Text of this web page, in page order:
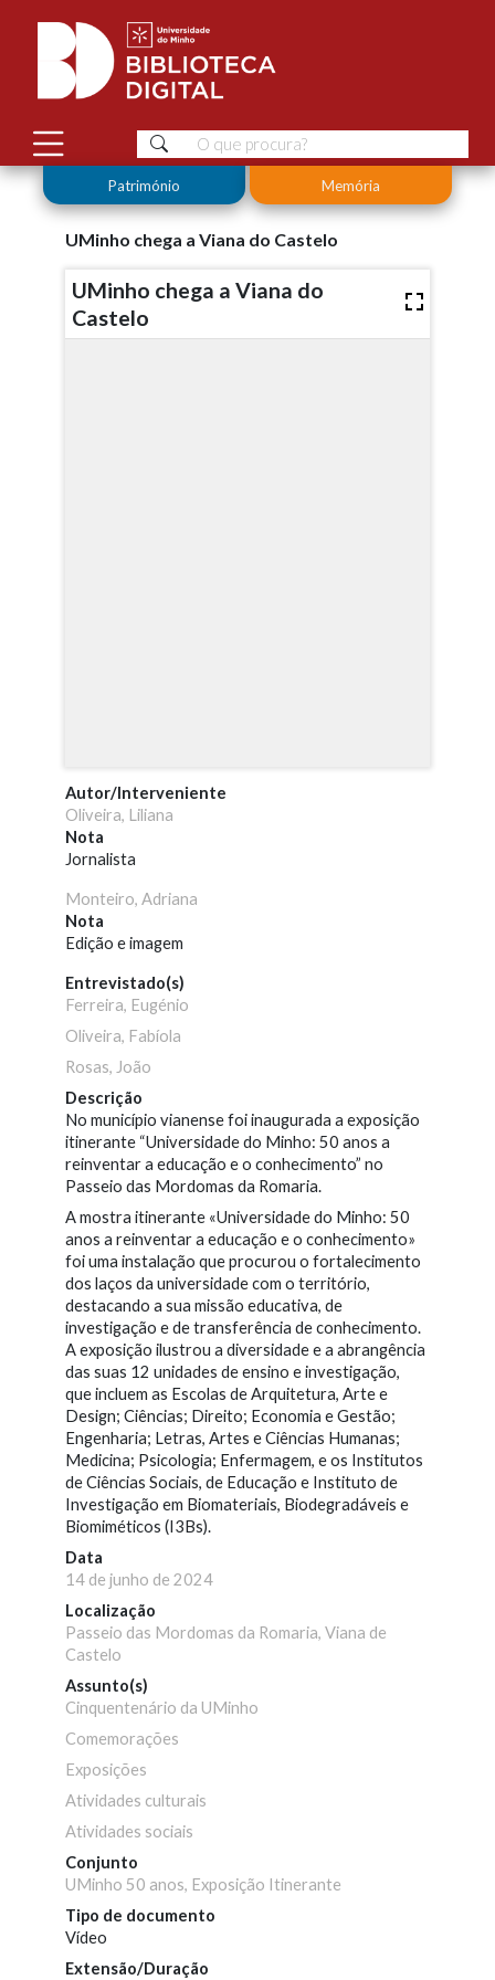
Património Memória
UMinho chega a Viana do Castelo
UMinho chega a Viana do
Castelo
Autor/Interveniente
Oliveira, Liliana
Nota
Jornalista
Monteiro, Adriana
Nota
Edição e imagem
Entrevistado(s)
Ferreira, Eugénio
Oliveira, Fabíola
Rosas, João
Descrição
No município vianense foi inaugurada a exposição
itinerante “Universidade do Minho: 50 anos a
reinventar a educação e o conhecimento” no
Passeio das Mordomas da Romaria.
A mostra itinerante «Universidade do Minho: 50
anos a reinventar a educação e o conhecimento»
foi uma instalação que procurou o fortalecimento
dos laços da universidade com o território,
destacando a sua missão educativa, de
investigação e de transferência de conhecimento.
A exposição ilustrou a diversidade e a abrangência
das suas 12 unidades de ensino e investigação,
que incluem as Escolas de Arquitetura, Arte e
Design; Ciências; Direito; Economia e Gestão;
Engenharia; Letras, Artes e Ciências Humanas;
Medicina; Psicologia; Enfermagem, e os Institutos
de Ciências Sociais, de Educação e Instituto de
Investigação em Biomateriais, Biodegradáveis e
Biomiméticos (I3Bs).
Data
14 de junho de 2024
Localização
Passeio das Mordomas da Romaria, Viana de
Castelo
Assunto(s)
Cinquentenário da UMinho
Comemorações
Exposições
Atividades culturais
Atividades sociais
Conjunto
UMinho 50 anos, Exposição Itinerante
Tipo de documento
Vídeo
Extensão/Duração